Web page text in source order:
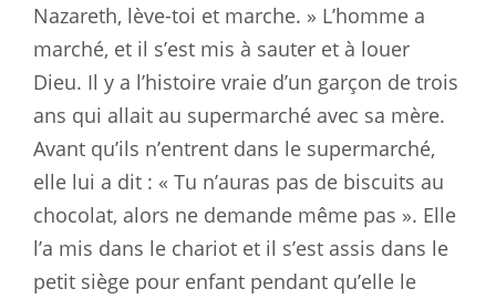
Nazareth, lève-toi et marche. » L’homme a
marché, et il s’est mis à sauter et à louer
Dieu. Il y a l’histoire vraie d’un garçon de trois
ans qui allait au supermarché avec sa mère.
Avant qu’ils n’entrent dans le supermarché,
elle lui a dit : « Tu n’auras pas de biscuits au
chocolat, alors ne demande même pas ». Elle
l’a mis dans le chariot et il s’est assis dans le
petit siège pour enfant pendant qu’elle le